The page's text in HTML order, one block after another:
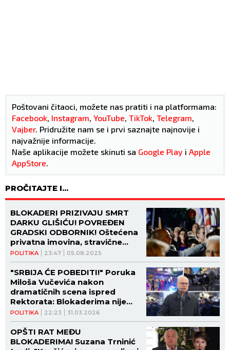
Poštovani čitaoci, možete nas pratiti i na platformama:
Facebook Instagram YouTube TikTok Telegram
Vajber. Pridružite nam se i prvi saznajte najnovije i
najvažnije informacije.
Naše aplikacije možete skinuti sa Google Play i Apple
AppStore
PROČITAJTE I...
POLITIKA 23:47 05.08.2025
BLOKADERI PRIZIVAJU SMRT
DARKU GLIŠIĆU! POVREĐEN
GRADSKI ODBORNIK! Oštećena
privatna imovina, stravične
scene na Novom Beogradu
POLITIKA 22:23 31.03.2026
"SRBIJA ĆE POBEDITI!" Poruka
Miloša Vučevića nakon
dramatičnih scena ispred
Rektorata: Blokaderima nije
stalo do istine i pravde, već do
nametanja ideologije podela!
OPŠTI RAT MEĐU
BLOKADERIMA! Suzana Trninić